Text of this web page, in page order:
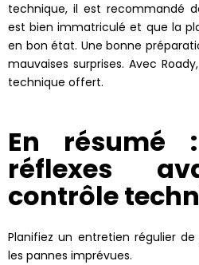
technique, il est recommandé
est bien immatriculé et que la
en bon état. Une bonne
mauvaises surprises. Avec
technique offert.
En résumé
réflexes
contrôle
Planifiez un entretien régulier
les pannes imprévues.